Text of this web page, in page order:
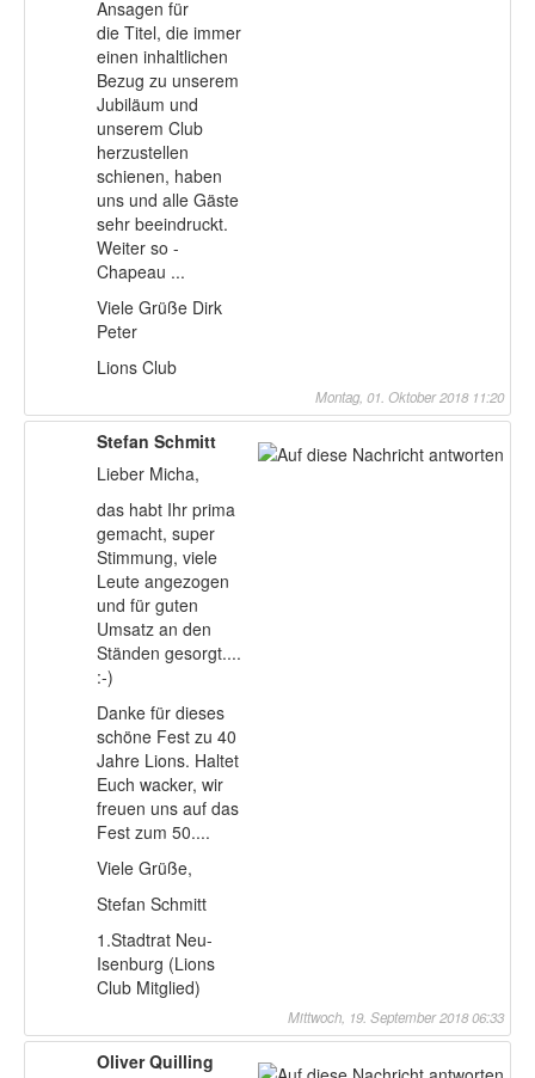
Ansagen für
die Titel, die immer
einen inhaltlichen
Bezug zu unserem
Jubiläum und
unserem Club
herzustellen
schienen, haben
uns und alle Gäste
sehr beeindruckt.
Weiter so -
Chapeau ...
Viele Grüße Dirk
Peter
Lions Club
Montag, 01. Oktober 2018 11:20
Stefan Schmitt
Lieber Micha,
das habt Ihr prima
gemacht, super
Stimmung, viele
Leute angezogen
und für guten
Umsatz an den
Ständen gesorgt....
:-)
Danke für dieses
schöne Fest zu 40
Jahre Lions. Haltet
Euch wacker, wir
freuen uns auf das
Fest zum 50....
Viele Grüße,
Stefan Schmitt
1.Stadtrat Neu-
Isenburg (Lions
Club Mitglied)
Mittwoch, 19. September 2018 06:33
Oliver Quilling